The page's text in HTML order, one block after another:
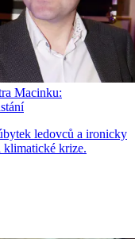
Macinku:
ledovců a ironicky
krize.